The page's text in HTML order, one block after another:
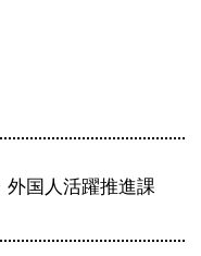
国人活躍推進課